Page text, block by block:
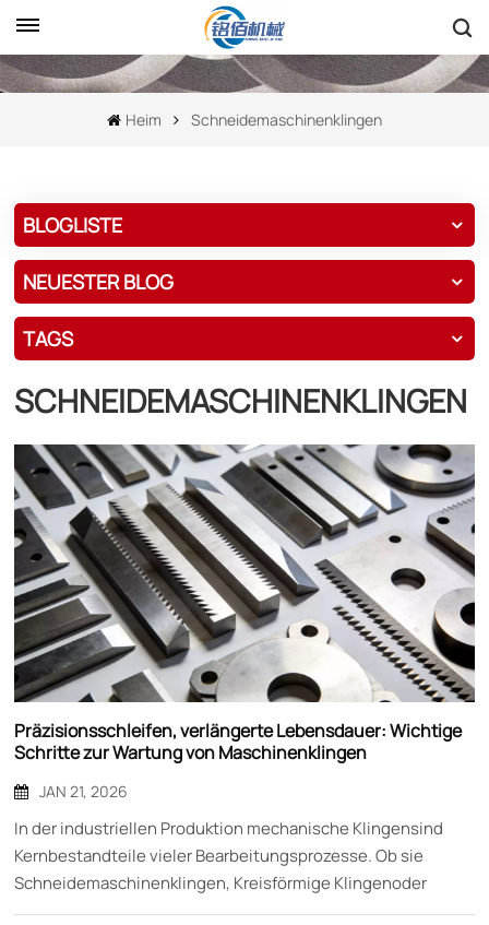
Heim Schneidemaschinenklingen
BLOGLISTE
NEUESTER BLOG
TAGS
SCHNEIDEMASCHINENKLINGEN
Präzisionsschleifen, verlängerte Lebensdauer: Wichtige
Schritte zur Wartung von Maschinenklingen
JAN 21, 2026
In der industriellen Produktion mechanische Klingensind
Kernbestandteile vieler Bearbeitungsprozesse. Ob sie
Schneidemaschinenklingen, Kreisförmige Klingenoder
andere maßgefertigte KlingenIhre Leistungsfähigkeit